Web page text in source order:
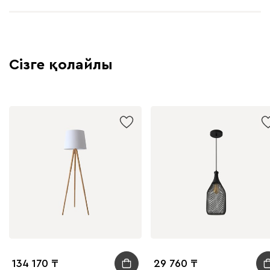
Сізге қолайлы
134 170 29 760